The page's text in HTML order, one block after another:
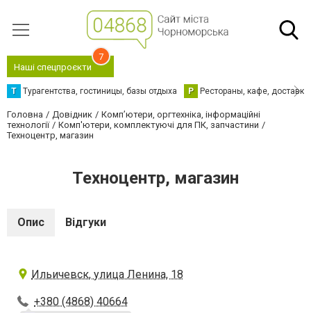
Наші спецпроєкти
7
Т Турагентства, гостиницы, базы отдыха Р Рестораны, кафе,
Головна Довідник
Комп’ютери, оргтехніка, інформаційні
технології
Комп'ютери, комплектуючі для ПК, запчастини
Техноцентр, магазин
Техноцентр, магазин
Опис Відгуки
Ильичевск, улица Ленина, 18
+380 (4868) 40664